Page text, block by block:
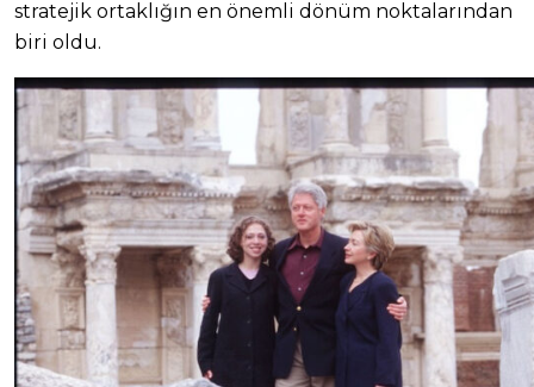
stratejik ortaklığın en önemli dönüm noktalarından
biri oldu.